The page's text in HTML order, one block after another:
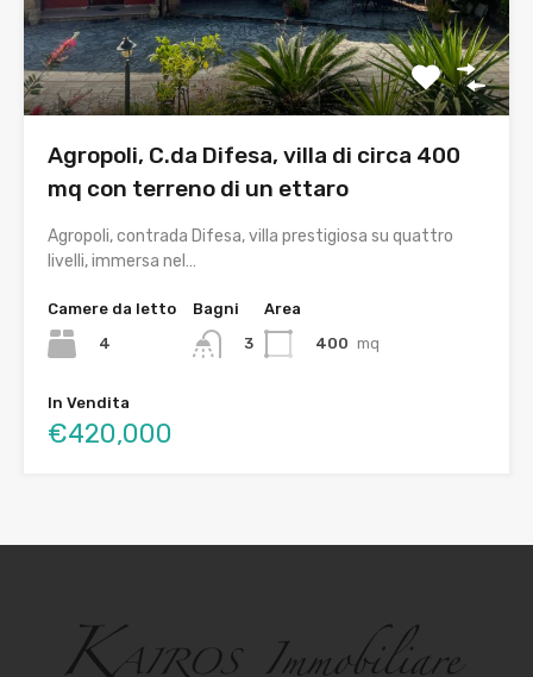
Agropoli, C.da Difesa, villa di circa 400
mq con terreno di un ettaro
Agropoli, contrada Difesa, villa prestigiosa su quattro
livelli, immersa nel…
Camere da letto
4
Bagni
3
Area
400 mq
In Vendita
€420,000